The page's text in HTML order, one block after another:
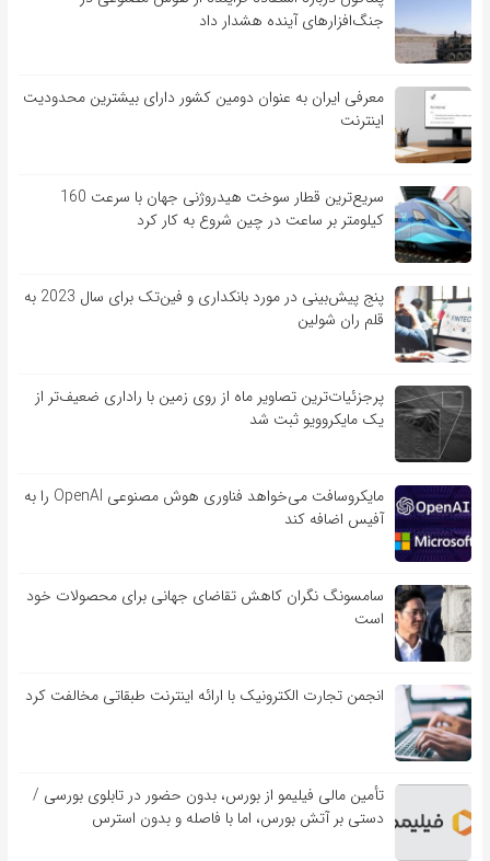
جنگ‌افزارهای آینده هشدار داد
معرفی ایران به عنوان دومین کشور دارای بیشترین محدودیت
اینترنت
سریع‌ترین قطار سوخت هیدروژنی جهان با سرعت 160
کیلومتر بر ساعت در چین شروع به کار کرد
پنج پیش‌بینی در مورد بانکداری و فین‌تک برای سال 2023 به
قلم ران شولین
پرجزئیات‌ترین تصاویر ماه از روی زمین با راداری ضعیف‌تر از
یک مایکروویو ثبت شد
مایکروسافت می‌خواهد فناوری هوش مصنوعی OpenAI را به
آفیس اضافه کند
سامسونگ نگران کاهش تقاضای جهانی برای محصولات خود
است
انجمن تجارت الکترونیک با ارائه اینترنت طبقاتی مخالفت کرد
تأمین مالی فیلیمو از بورس، بدون حضور در تابلوی بورسی /
دستی بر آتش بورس، اما با فاصله و بدون استرس